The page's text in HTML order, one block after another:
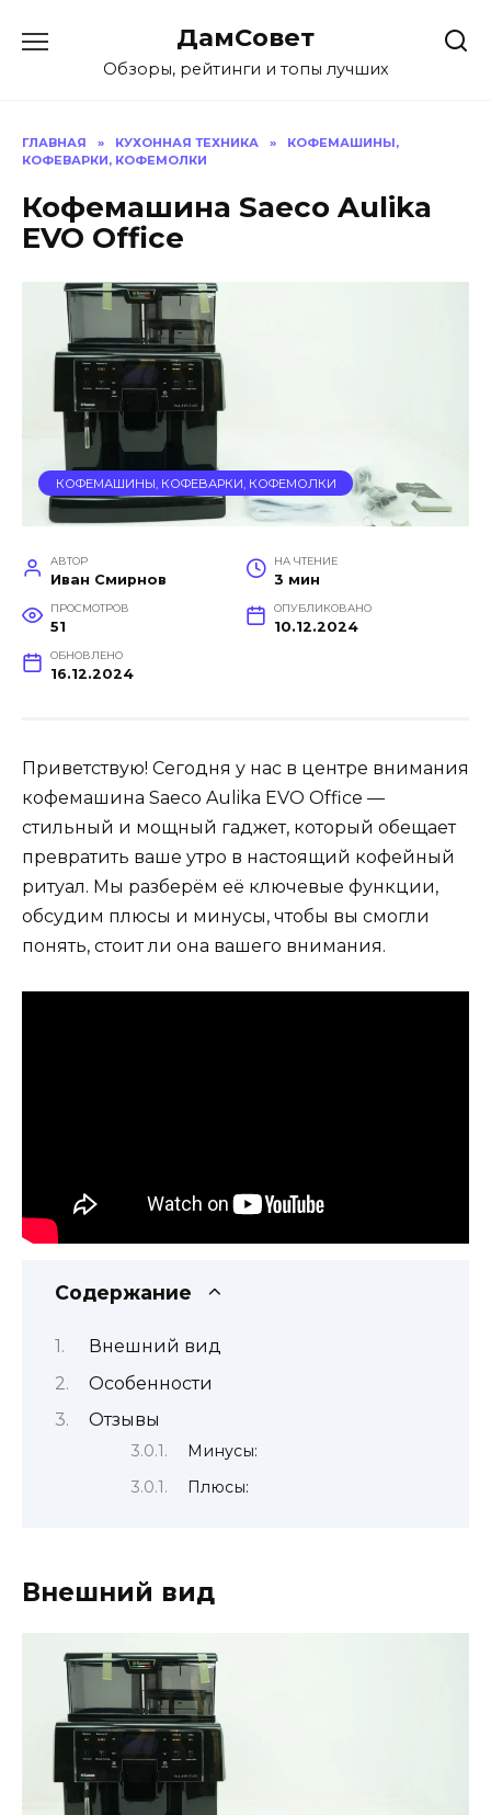
содержанию
ДамСовет
Обзоры, рейтинги и топы лучших
ГЛАВНАЯ » КУХОННАЯ ТЕХНИКА »
КОФЕМАШИНЫ,
КОФЕВАРКИ, КОФЕМОЛКИ
Кофемашина Saeco Aulika
EVO Office
КОФЕМАШИНЫ, КОФЕВАРКИ, КОФЕМОЛКИ
АВТОР
Иван Смирнов
НА ЧТЕНИЕ
3 мин
ПРОСМОТРОВ
51
ОПУБЛИКОВАНО
10.12.2024
ОБНОВЛЕНО
16.12.2024
Приветствую! Сегодня у нас в центре внимания
кофемашина Saeco Aulika EVO Office —
стильный и мощный гаджет, который обещает
превратить ваше утро в настоящий кофейный
ритуал. Мы разберём её ключевые функции,
обсудим плюсы и минусы, чтобы вы смогли
понять, стоит ли она вашего внимания.
Содержание
Внешний вид
Особенности
Отзывы
Минусы:
Плюсы:
Внешний вид